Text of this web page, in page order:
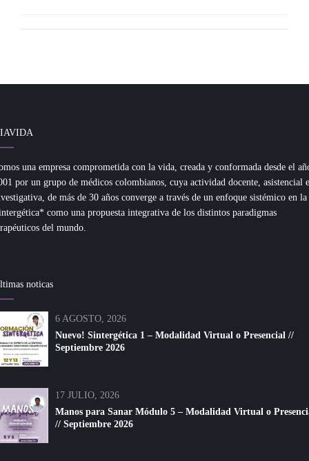
una empresa comprometida con la vida, creada y conformada desde el
por un grupo de médicos colombianos, cuya actividad docente, asistencial e
de más de 30 años converge a través de un enfoque sistémico en la
como una propuesta integrativa de los distintos paradigmas
del mundo.
noticas
6 AGOSTO, 2026
Nuevo! Sintergética 1 – Modalidad Virtual o Presencial //
Septiembre 2026
17 JULIO, 2026
Manos para Sanar Módulo 5 – Modalidad Virtual o
// Septiembre 2026